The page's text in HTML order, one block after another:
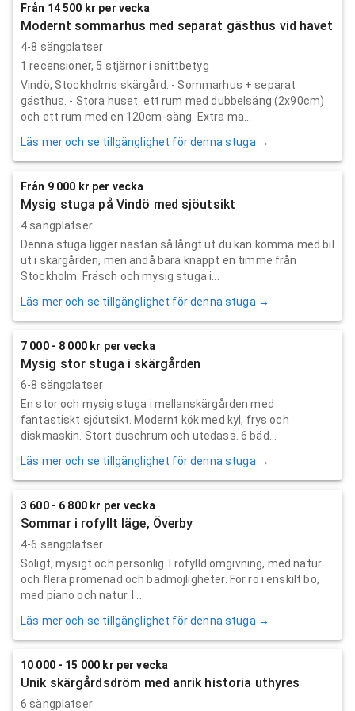
Från 14 500 kr per vecka
Modernt sommarhus med separat gästhus vid havet
4-8 sängplatser
1 recensioner, 5 stjärnor i snittbetyg
Vindö, Stockholms skärgård. - Sommarhus + separat
gästhus. - Stora huset: ett rum med dubbelsäng (2x90cm)
och ett rum med en 120cm-säng. Extra ma...
Läs mer och se tillgänglighet för denna stuga →
Från 9 000 kr per vecka
Mysig stuga på Vindö med sjöutsikt
4 sängplatser
Denna stuga ligger nästan så långt ut du kan komma med bil
ut i skärgården, men ändå bara knappt en timme från
Stockholm. Fräsch och mysig stuga i...
Läs mer och se tillgänglighet för denna stuga →
7 000 - 8 000 kr per vecka
Mysig stor stuga i skärgården
6-8 sängplatser
En stor och mysig stuga i mellanskärgården med
fantastiskt sjöutsikt. Modernt kök med kyl, frys och
diskmaskin. Stort duschrum och utedass. 6 bäd...
Läs mer och se tillgänglighet för denna stuga →
3 600 - 6 800 kr per vecka
Sommar i rofyllt läge, Överby
4-6 sängplatser
Soligt, mysigt och personlig. I rofylld omgivning, med natur
och flera promenad och badmöjligheter. För ro i enskilt bo,
med piano och natur. I ...
Läs mer och se tillgänglighet för denna stuga →
10 000 - 15 000 kr per vecka
Unik skärgårdsdröm med anrik historia uthyres
6 sängplatser